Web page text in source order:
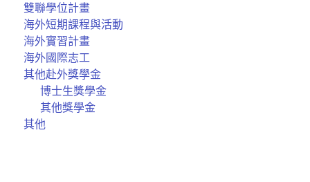
雙聯學位計畫
海外短期課程與活動
海外實習計畫
海外國際志工
其他赴外獎學金
博士生獎學金
其他獎學金
其他